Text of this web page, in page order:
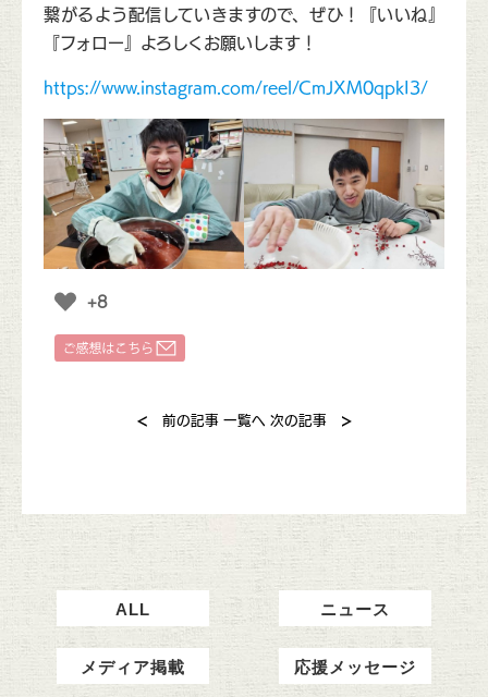
繋がるよう配信していきますので、ぜひ！『いいね』
『フォロー』よろしくお願いします！
https://www.instagram.com/reel/CmJXM0qpkI3/
+8
< 前の記事 一覧へ 次の記事 >
ALL ニュース
メディア掲載 応援メッセージ